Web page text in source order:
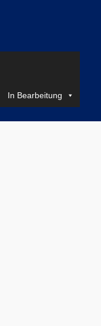
In Bearbeitung